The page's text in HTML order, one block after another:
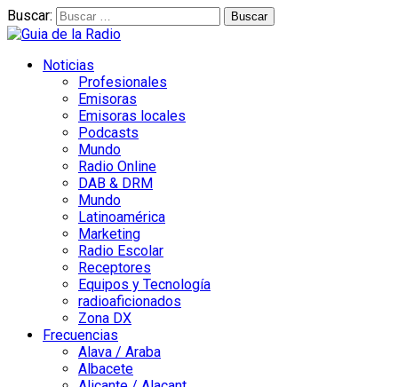
Buscar:
Noticias
Profesionales
Emisoras
Emisoras locales
Podcasts
Mundo
Radio Online
DAB & DRM
Mundo
Latinoamérica
Marketing
Radio Escolar
Receptores
Equipos y Tecnología
radioaficionados
Zona DX
Frecuencias
Alava / Araba
Albacete